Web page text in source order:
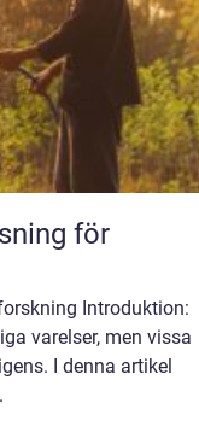
för
Introduktion:
varelser, men vissa
I denna artikel